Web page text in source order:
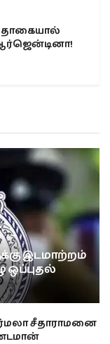
இடமாற்றம்
சீதாராமனை